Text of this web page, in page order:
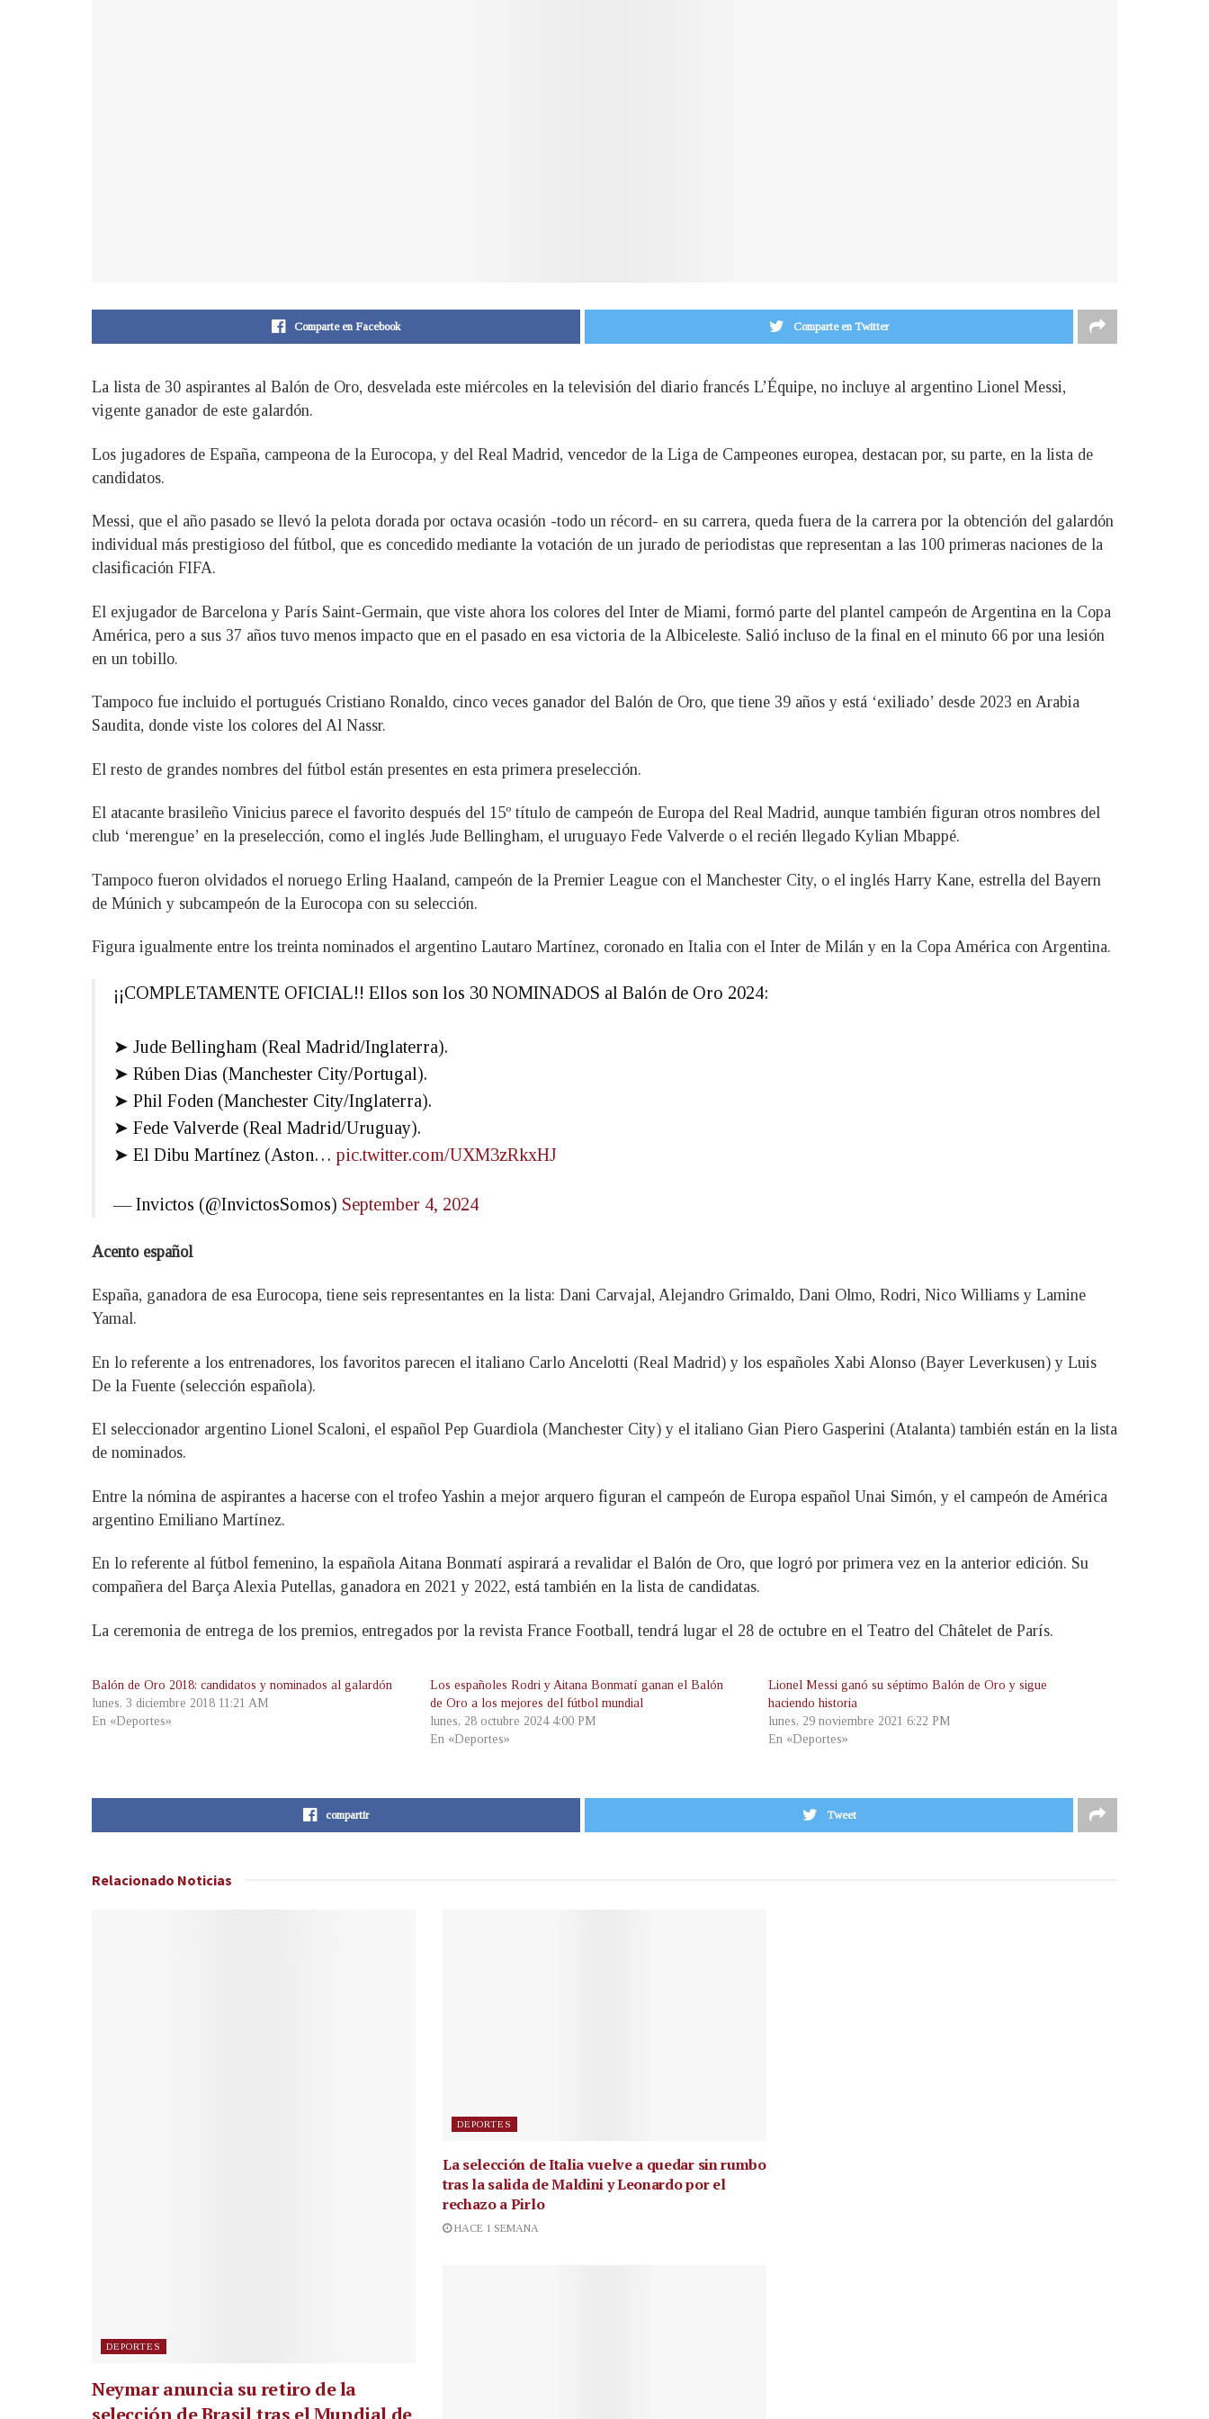
Comparte en Facebook Comparte en Twitter
La lista de 30 aspirantes al Balón de Oro, desvelada este miércoles en la televisión del diario francés L’Équipe, no incluye al argentino Lionel Messi,
vigente ganador de este galardón.
Los jugadores de España, campeona de la Eurocopa, y del Real Madrid, vencedor de la Liga de Campeones europea, destacan por, su parte, en la lista de
candidatos.
Messi, que el año pasado se llevó la pelota dorada por octava ocasión -todo un récord- en su carrera, queda fuera de la carrera por la obtención del galardón
individual más prestigioso del fútbol, que es concedido mediante la votación de un jurado de periodistas que representan a las 100 primeras naciones de la
clasificación FIFA.
El exjugador de Barcelona y París Saint-Germain, que viste ahora los colores del Inter de Miami, formó parte del plantel campeón de Argentina en la Copa
América, pero a sus 37 años tuvo menos impacto que en el pasado en esa victoria de la Albiceleste. Salió incluso de la final en el minuto 66 por una lesión
en un tobillo.
Tampoco fue incluido el portugués Cristiano Ronaldo, cinco veces ganador del Balón de Oro, que tiene 39 años y está ‘exiliado’ desde 2023 en Arabia
Saudita, donde viste los colores del Al Nassr.
El resto de grandes nombres del fútbol están presentes en esta primera preselección.
El atacante brasileño Vinicius parece el favorito después del 15º título de campeón de Europa del Real Madrid, aunque también figuran otros nombres del
club ‘merengue’ en la preselección, como el inglés Jude Bellingham, el uruguayo Fede Valverde o el recién llegado Kylian Mbappé.
Tampoco fueron olvidados el noruego Erling Haaland, campeón de la Premier League con el Manchester City, o el inglés Harry Kane, estrella del Bayern
de Múnich y subcampeón de la Eurocopa con su selección.
Figura igualmente entre los treinta nominados el argentino Lautaro Martínez, coronado en Italia con el Inter de Milán y en la Copa América con Argentina.
¡¡COMPLETAMENTE OFICIAL!! Ellos son los 30 NOMINADOS al Balón de Oro 2024:
➤ Jude Bellingham (Real Madrid/Inglaterra).
➤ Rúben Dias (Manchester City/Portugal).
➤ Phil Foden (Manchester City/Inglaterra).
➤ Fede Valverde (Real Madrid/Uruguay).
➤ El Dibu Martínez (Aston… pic.twitter.com/UXM3zRkxHJ
— Invictos (@InvictosSomos) September 4, 2024
Acento español
España, ganadora de esa Eurocopa, tiene seis representantes en la lista: Dani Carvajal, Alejandro Grimaldo, Dani Olmo, Rodri, Nico Williams y Lamine
Yamal.
En lo referente a los entrenadores, los favoritos parecen el italiano Carlo Ancelotti (Real Madrid) y los españoles Xabi Alonso (Bayer Leverkusen) y Luis
De la Fuente (selección española).
El seleccionador argentino Lionel Scaloni, el español Pep Guardiola (Manchester City) y el italiano Gian Piero Gasperini (Atalanta) también están en la lista
de nominados.
Entre la nómina de aspirantes a hacerse con el trofeo Yashin a mejor arquero figuran el campeón de Europa español Unai Simón, y el campeón de América
argentino Emiliano Martínez.
En lo referente al fútbol femenino, la española Aitana Bonmatí aspirará a revalidar el Balón de Oro, que logró por primera vez en la anterior edición. Su
compañera del Barça Alexia Putellas, ganadora en 2021 y 2022, está también en la lista de candidatas.
La ceremonia de entrega de los premios, entregados por la revista France Football, tendrá lugar el 28 de octubre en el Teatro del Châtelet de París.
Balón de Oro 2018: candidatos y nominados al galardón
lunes, 3 diciembre 2018 11:21 AM
En «Deportes»
Los españoles Rodri y Aitana Bonmatí ganan el Balón
de Oro a los mejores del fútbol mundial
lunes, 28 octubre 2024 4:00 PM
En «Deportes»
Lionel Messi ganó su séptimo Balón de Oro y sigue
haciendo historia
lunes, 29 noviembre 2021 6:22 PM
En «Deportes»
compartir Tweet
Relacionado Noticias
DEPORTES
Neymar anuncia su retiro de la
selección de Brasil tras el Mundial de
DEPORTES
La selección de Italia vuelve a quedar sin rumbo
tras la salida de Maldini y Leonardo por el
rechazo a Pirlo
HACE 1 SEMANA